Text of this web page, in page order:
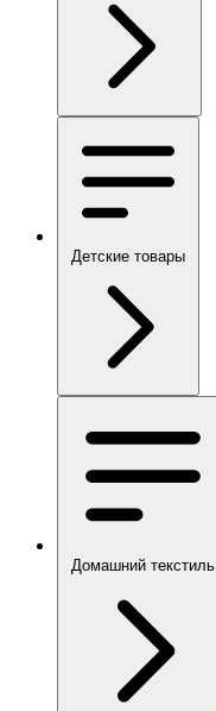
Детские товары
Домашний текстиль